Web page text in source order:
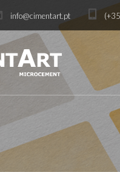
info@cimentart.pt